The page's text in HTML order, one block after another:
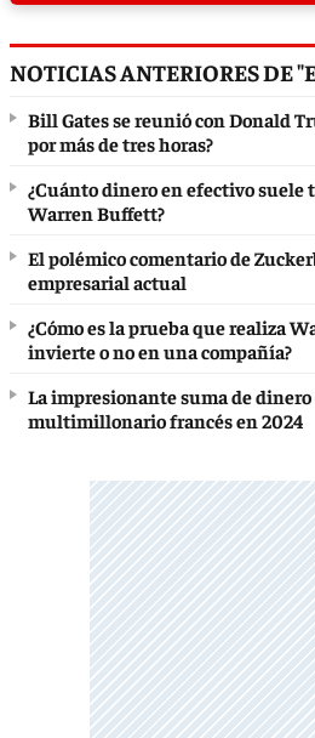
NOTICIAS ANTERIORES DE
Bill Gates se reunió con Donald
por más de tres horas?
¿Cuánto dinero en efectivo suele
Warren Buffett?
El polémico comentario de
empresarial actual
¿Cómo es la prueba que realiza
invierte o no en una compañía?
La impresionante suma de
multimillonario francés en 2024